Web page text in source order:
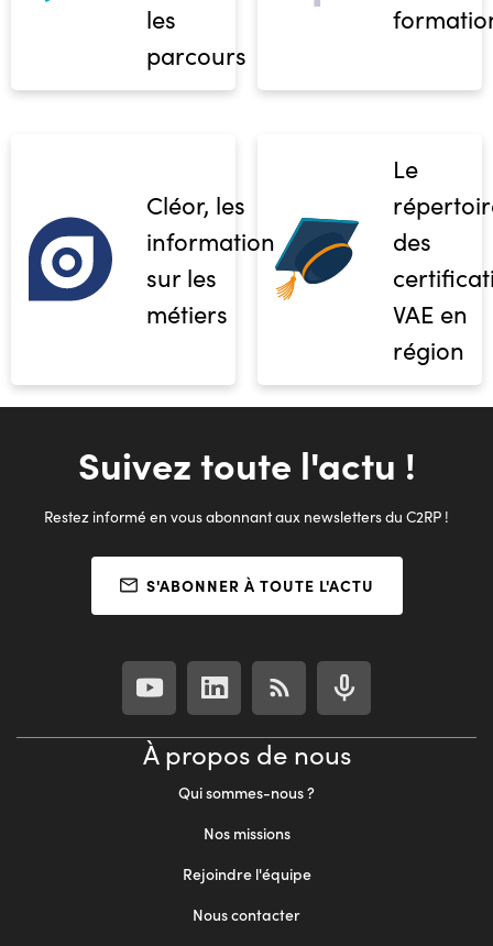
les
parcours
Cléor, les
informations
sur les
métiers
Le
des
VAE en
région
Suivez toute l'actu !
Restez informé en vous abonnant aux newsletters du C2RP !
S'ABONNER À TOUTE L'ACTU
À propos de nous
Qui sommes-nous ?
Nos missions
Rejoindre l'équipe
Nous contacter